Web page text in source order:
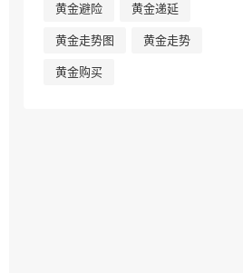
黄金避险 黄金递延
黄金走势图 黄金走势
黄金购买